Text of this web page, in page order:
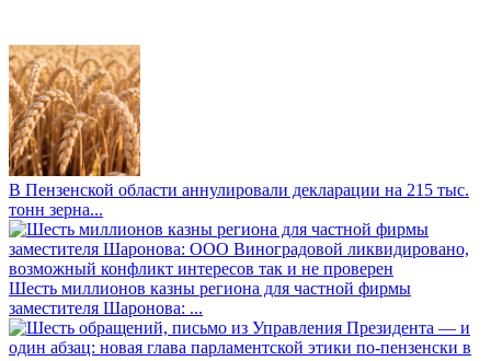
В Пензенской области аннулировали декларации на 215 тыс.
тонн зерна...
Шесть миллионов казны региона для частной фирмы
заместителя Шаронова: ...